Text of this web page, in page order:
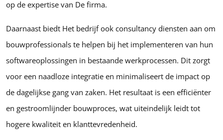
op de expertise van De firma.
Daarnaast biedt Het bedrijf ook consultancy diensten aan om
bouwprofessionals te helpen bij het implementeren van hun
softwareoplossingen in bestaande werkprocessen. Dit zorgt
voor een naadloze integratie en minimaliseert de impact op
de dagelijkse gang van zaken. Het resultaat is een efficiënter
en gestroomlijnder bouwproces, wat uiteindelijk leidt tot
hogere kwaliteit en klanttevredenheid.